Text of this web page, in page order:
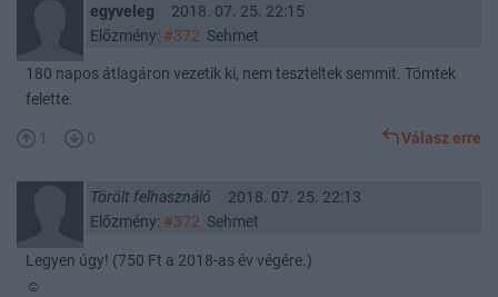
egyveleg
2018. 07. 25. 22:15
Előzmény: #372 Sehmet
180 napos átlagáron vezetik ki, nem teszteltek semmit. Tömtek
felette.
1 0 Válasz erre
Törölt felhasználó
2018. 07. 25. 22:13
Előzmény: #372 Sehmet
Legyen úgy! (750 Ft a 2018-as év végére.)
☺